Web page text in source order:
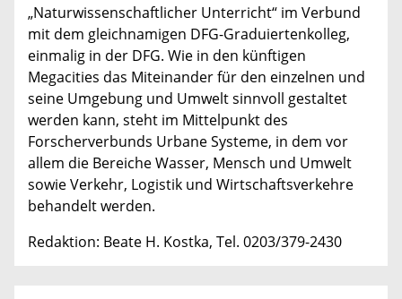
„Naturwissenschaftlicher Unterricht“ im Verbund
mit dem gleichnamigen DFG-Graduiertenkolleg,
einmalig in der DFG. Wie in den künftigen
Megacities das Miteinander für den einzelnen und
seine Umgebung und Umwelt sinnvoll gestaltet
werden kann, steht im Mittelpunkt des
Forscherverbunds Urbane Systeme, in dem vor
allem die Bereiche Wasser, Mensch und Umwelt
sowie Verkehr, Logistik und Wirtschaftsverkehre
behandelt werden.
Redaktion: Beate H. Kostka, Tel. 0203/379-2430